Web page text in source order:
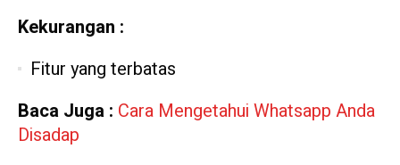
Kekurangan :
Fitur yang terbatas
Baca Juga : Cara Mengetahui Whatsapp Anda
Disadap